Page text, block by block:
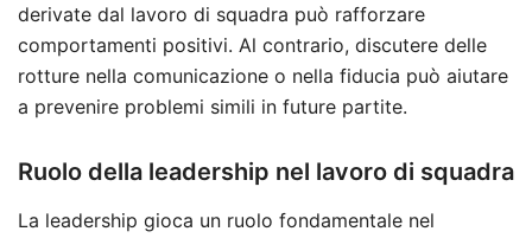
derivate dal lavoro di squadra può rafforzare
comportamenti positivi. Al contrario, discutere delle
rotture nella comunicazione o nella fiducia può aiutare
a prevenire problemi simili in future partite.
Ruolo della leadership nel lavoro di squadra
La leadership gioca un ruolo fondamentale nel